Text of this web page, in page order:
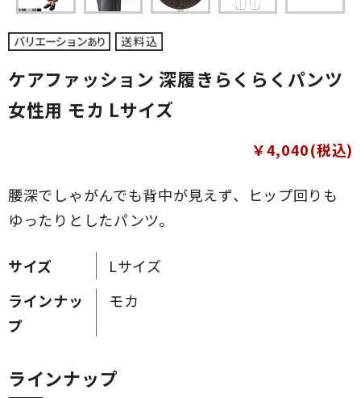
ケアファッション 深履きらくらくパンツ
女性用 モカ Lサイズ
腰深でしゃがんでも背中が見えず、ヒップ回りも
ゆったりとしたパンツ。
￥4,040(税込)
サイズ
Lサイズ
ラインナッ
プ
モカ
ラインナップ